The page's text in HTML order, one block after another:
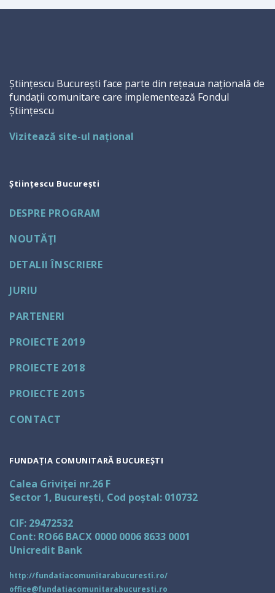
Științescu București face parte din rețeaua națională de
fundații comunitare care implementează Fondul
Științescu
Vizitează site-ul național
Științescu București
DESPRE PROGRAM
NOUTĂŢI
DETALII ÎNSCRIERE
JURIU
PARTENERI
PROIECTE 2019
PROIECTE 2018
PROIECTE 2015
CONTACT
FUNDAȚIA COMUNITARĂ BUCUREȘTI
Calea Griviței nr.26 F
Sector 1, București, Cod poștal: 010732
CIF: 29472532
Cont: RO66 BACX 0000 0006 8633 0001
Unicredit Bank
http://fundatiacomunitarabucuresti.ro/
office@fundatiacomunitarabucuresti.ro